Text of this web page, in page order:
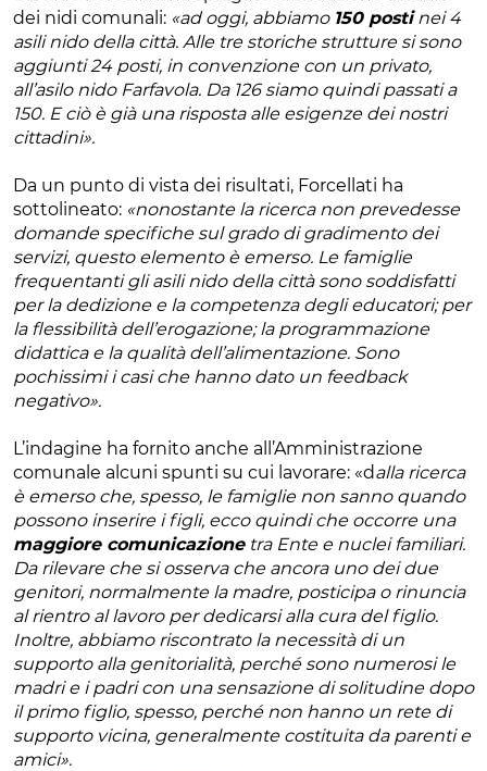
dei nidi comunali: «ad oggi, abbiamo 150 postinei 4
asili nido della città. Alle tre storiche strutture si sono
aggiunti 24 posti, in convenzione con un privato,
all’asilo nido Farfavola. Da 126 siamo quindi passati a
150. E ciò è già una risposta alle esigenze dei nostri
cittadini».
Da un punto di vista dei risultati, Forcellati ha
sottolineato: «nonostante la ricerca non prevedesse
domande specifiche sul grado di gradimento dei
servizi, questo elemento è emerso. Le famiglie
frequentanti gli asili nido della città sono soddisfatti
per la dedizione e la competenza degli educatori; per
la flessibilità dell’erogazione; la programmazione
didattica e la qualità dell’alimentazione. Sono
pochissimi i casi che hanno dato un feedback
negativo».
L’indagine ha fornito anche all’Amministrazione
comunale alcuni spunti su cui lavorare: «dalla ricerca
è emerso che, spesso, le famiglie non sanno quando
possono inserire i figli, ecco quindi che occorre una
maggiore comunicazionetra Ente e nuclei familiari.
Da rilevare che si osserva che ancora uno dei due
genitori, normalmente la madre, posticipa o rinuncia
al rientro al lavoro per dedicarsi alla cura del figlio.
Inoltre, abbiamo riscontrato la necessità di un
supporto alla genitorialità, perché sono numerosi le
madri e i padri con una sensazione di solitudine dopo
il primo figlio, spesso, perché non hanno un rete di
supporto vicina, generalmente costituita da parenti e
amici».